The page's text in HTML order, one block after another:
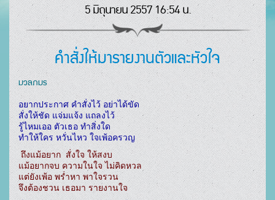
หน้าส่วนตัว
5 มิถุนายน 2557 16:54 น.
คำสั่งให้มารายงานตัวและหัวใจ
มวลภมร
อยากประกาศ คำสั่งไว้ อย่าได้ขัด
สั่งให้ชัด แจ่มแจ้ง แถลงไว้
รู้ไหมเออ ตัวเธอ ทำสิ่งใด
ทำให้ใคร หวั่นไหว ใจเพ้อครวญ
ถึงแม้อยาก  สั่งใจ ให้สงบ
แม้อยากจบ ความในใจ ไม่คิดหวล
แต่ยังเพ้อ พร่ำหา พาใจรวน
จึงต้องชวน เธอมา รายงานใจ